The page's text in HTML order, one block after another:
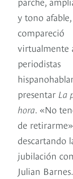
y tono afable,
compareció
virtualmente
periodistas
presentar La
hora. «No
de
descartando
jubilación
Julian Barnes.